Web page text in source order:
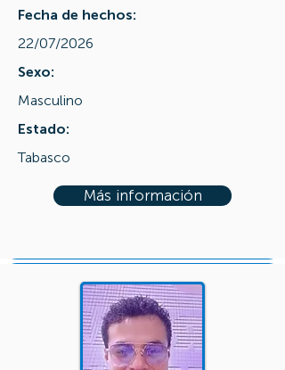
Fecha de hechos:
22/07/2026
Sexo:
Masculino
Estado:
Tabasco
Más información